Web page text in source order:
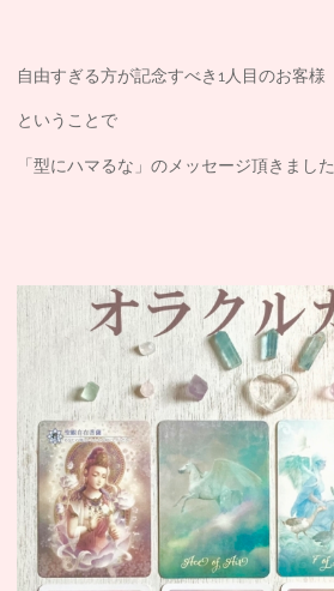
自由すぎる方が記念すべき1人目のお客様
ということで
「型にハマるな」のメッセージ頂きました